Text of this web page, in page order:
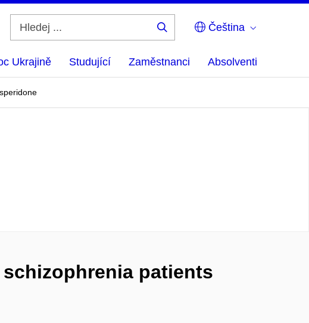
Čeština
Ukrajině Studující Zaměstnanci Absolventi
patients